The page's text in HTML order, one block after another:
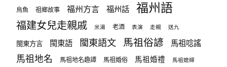
烏魚 祖鄉故事 福州方言 福州話 福州語
福建女兒走親戚 米湯 老酒 表演 走親 送九
閩東方言 閩東語 閩東語文 馬祖俗諺 馬祖唸謠
馬祖地名 馬祖地名趣譚 馬祖婚俗 馬祖婚禮 馬祖媳婦